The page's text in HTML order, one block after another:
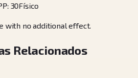
: 30Físico
with no additional effect.
Relacionados